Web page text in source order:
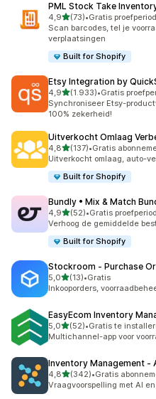
PML Stock Take
4,9van 5 sterren
(73)
73 recensies in totaal
•Gratis
Scan barcodes, tel je
verplaatsingen
Built for Shopify
Etsy Integration by
4,9van 5 sterren
(1.933)
1933 recensies in totaal
•Gratis
Synchroniseer Etsy-
100% zekerheid!
Uitverkocht Omlaag
4,8van 5 sterren
(137)
137 recensies in totaal
•Gratis
Uitverkocht omlaag, auto-
Built for Shopify
Bundly • Mix & Match
4,9van 5 sterren
(52)
52 recensies in totaal
•Gratis
Verhoog de gemiddelde
Built for Shopify
Stockroom ‑ Purchase
5,0van 5 sterren
(13)
13 recensies in totaal
•Gratis
Inkooporders,
EasyEcom Inventory
5,0van 5 sterren
(52)
52 recensies in totaal
•Gratis te
Multichannel-app voor
Inventory Management ‑
4,8van 5 sterren
(342)
342 recensies in totaal
•Gratis
Vraagvoorspelling met AI